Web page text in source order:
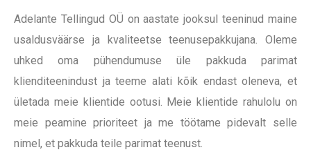
Adelante Tellingud OÜ on aastate jooksul teeninud maine
usaldusväärse ja kvaliteetse teenusepakkujana. Oleme
uhked oma pühendumuse üle pakkuda parimat
klienditeenindust ja teeme alati kõik endast oleneva, et
ületada meie klientide ootusi. Meie klientide rahulolu on
meie peamine prioriteet ja me töötame pidevalt selle
nimel, et pakkuda teile parimat teenust.